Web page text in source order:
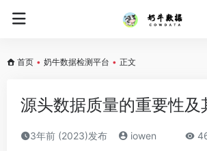
首页 • 奶牛数据检测平台 • 正文
源头数据质量的重要性及
3年前 (2023)发布 iowen